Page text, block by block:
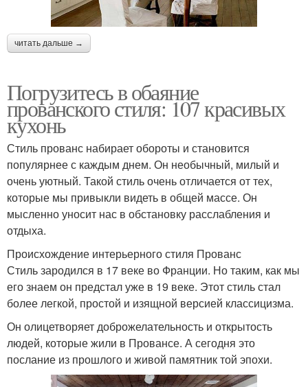
читать дальше →
Погрузитесь в обаяние
прованского стиля: 107 красивых
кухонь
Стиль прованс набирает обороты и становится
популярнее с каждым днем. Он необычный, милый и
очень уютный. Такой стиль очень отличается от тех,
которые мы привыкли видеть в общей массе. Он
мысленно уносит нас в обстановку расслабления и
отдыха.
Происхождение интерьерного стиля Прованс
Стиль зародился в 17 веке во Франции. Но таким, как мы
его знаем он предстал уже в 19 веке. Этот стиль стал
более легкой, простой и изящной версией классицизма.
Он олицетворяет доброжелательность и открытость
людей, которые жили в Провансе. А сегодня это
послание из прошлого и живой памятник той эпохи.